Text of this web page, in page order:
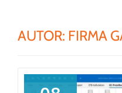
AUTOR: FIRMA